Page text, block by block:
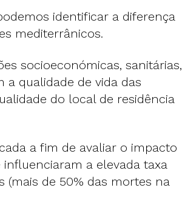
identificar a diferença
mediterrânicos.
socioeconómicas, sanitárias,
a qualidade de vida das
do local de residência
a fim de avaliar o impacto
influenciaram a elevada taxa
(mais de 50% das mortes na